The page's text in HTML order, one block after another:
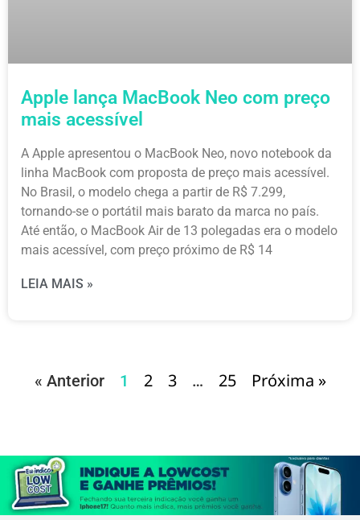
Apple lança MacBook Neo com preço
mais acessível
A Apple apresentou o MacBook Neo, novo notebook da
linha MacBook com proposta de preço mais acessível.
No Brasil, o modelo chega a partir de R$ 7.299,
tornando-se o portátil mais barato da marca no país.
Até então, o MacBook Air de 13 polegadas era o modelo
mais acessível, com preço próximo de R$ 14
LEIA MAIS »
« Anterior 1 2 3 … 25 Próxima »